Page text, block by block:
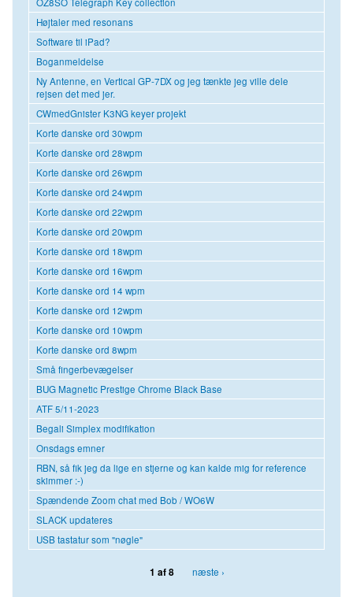
Højtaler med resonans
Software til iPad?
Boganmeldelse
Ny Antenne, en Vertical GP-7DX og jeg tænkte jeg ville dele
rejsen det med jer.
CWmedGnister K3NG keyer projekt
Korte danske ord 30wpm
Korte danske ord 28wpm
Korte danske ord 26wpm
Korte danske ord 24wpm
Korte danske ord 22wpm
Korte danske ord 20wpm
Korte danske ord 18wpm
Korte danske ord 16wpm
Korte danske ord 14 wpm
Korte danske ord 12wpm
Korte danske ord 10wpm
Korte danske ord 8wpm
Små fingerbevægelser
BUG Magnetic Prestige Chrome Black Base
ATF 5/11-2023
Begali Simplex modifikation
Onsdags emner
RBN, så fik jeg da lige en stjerne og kan kalde mig for reference
skimmer :-)
Spændende Zoom chat med Bob / WO6W
SLACK updateres
USB tastatur som "nøgle"
1 af 8 næste ›